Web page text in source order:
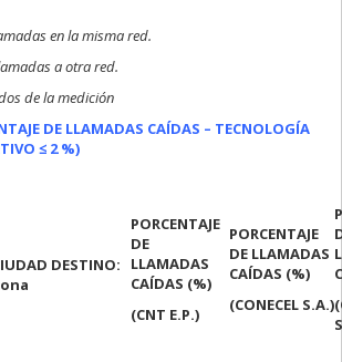
en la misma red.
a otra red.
de la medición
DE LLAMADAS CAÍDAS – TECNOLOGÍA
≤ 2 %)
DESTINO:
PORCENTAJE
DE
LLAMADAS
CAÍDAS (%)
(CNT E.P.)
PORCENTAJE
DE LLAMADAS
CAÍDAS (%)
(CONECEL S.A.)